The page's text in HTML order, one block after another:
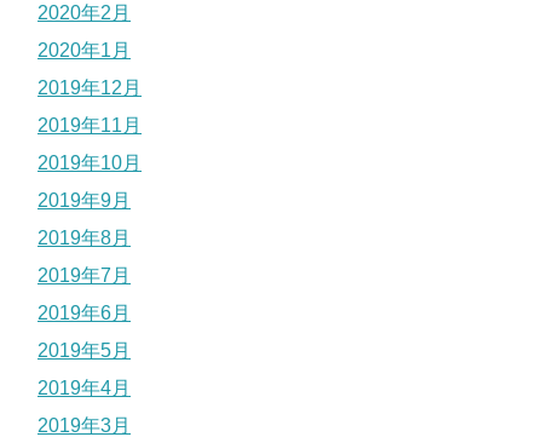
2020年2月
2020年1月
2019年12月
2019年11月
2019年10月
2019年9月
2019年8月
2019年7月
2019年6月
2019年5月
2019年4月
2019年3月